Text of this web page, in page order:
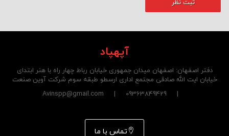
آپهپاد
دفتر اصفهان: اصفهان میدان جمهوری خیابان رباط چهار راه با هنر ابتدای
خیابان ایت الله صادقی مجتمع اداری ارسطو طبقه سوم شرکت آوین صنعت
| 09363849429 | Avinspp@gmail.com
تماس با ما